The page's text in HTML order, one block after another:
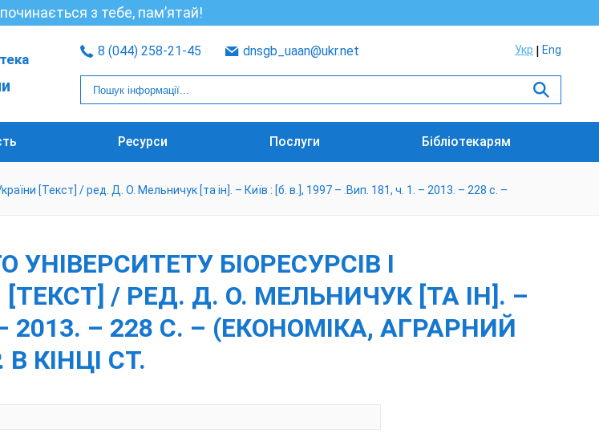
з тебе, пам’ятай!
8 (044) 258-21-45 dnsgb_uaan@ukr.net Укр Eng
Ресурси Послуги Бібліотекарям
[Текст] / ред. Д. О. Мельничук [та ін]. – Київ : [б. в.], 1997 – .Вип. 181, ч. 1. – 2013. – 228 с. –
БІОРЕСУРСІВ І
/ РЕД. Д. О. МЕЛЬНИЧУК [ТА ІН]. –
2013. – 228 С. – (ЕКОНОМІКА, АГРАРНИЙ
КІНЦІ СТ.